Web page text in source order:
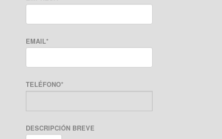
EMAIL*
TELÉFONO*
DESCRIPCIÓN BREVE